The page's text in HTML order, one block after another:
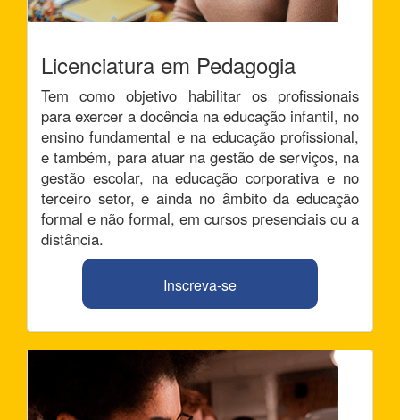
Licenciatura em Pedagogia
Tem como objetivo habilitar os profissionais
para exercer a docência na educação infantil, no
ensino fundamental e na educação profissional,
e também, para atuar na gestão de serviços, na
gestão escolar, na educação corporativa e no
terceiro setor, e ainda no âmbito da educação
formal e não formal, em cursos presenciais ou a
distância.
Inscreva-se